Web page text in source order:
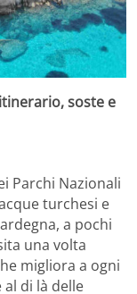
soste e
Parchi Nazionali
turchesi e
a pochi
una volta
migliora a ogni
di là delle